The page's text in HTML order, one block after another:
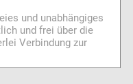
und unabhängiges
und frei über die
Verbindung zur